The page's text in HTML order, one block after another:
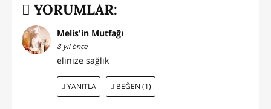
YORUMLAR:
Melis'in Mutfağı
8 yıl önce
elinize sağlık
YANITLA BEĞEN (1)